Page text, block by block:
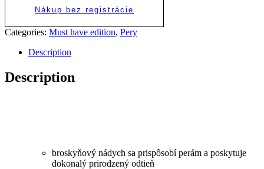
Nákup bez registrácie
Categories: Must have edition, Pery
Description
Description
broskyňový nádych sa prispôsobí perám a poskytuje
dokonalý prirodzený odtieň